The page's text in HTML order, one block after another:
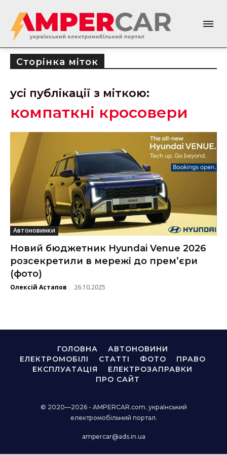
Сторінка міток
усі публікації з міткою:
компаткні кросовери
Автоновинки
Новий бюджетник Hyundai Venue 2026
розсекретили в мережі до прем’єри
(фото)
Олексій Астапов - 26.10.2025
ГОЛОВНА
АВТОНОВИНИ
ЕЛЕКТРОМОБІЛІ
СТАТТІ ФОТО
ПРАВО
ЕКСПЛУАТАЦІЯ
ЕЛЕКТРОЗАПРАВКИ
ПРО САЙТ
© 2020—2026 - AMPERCAR.com. український
електромобільний портал.
ampercar@ads.in.ua